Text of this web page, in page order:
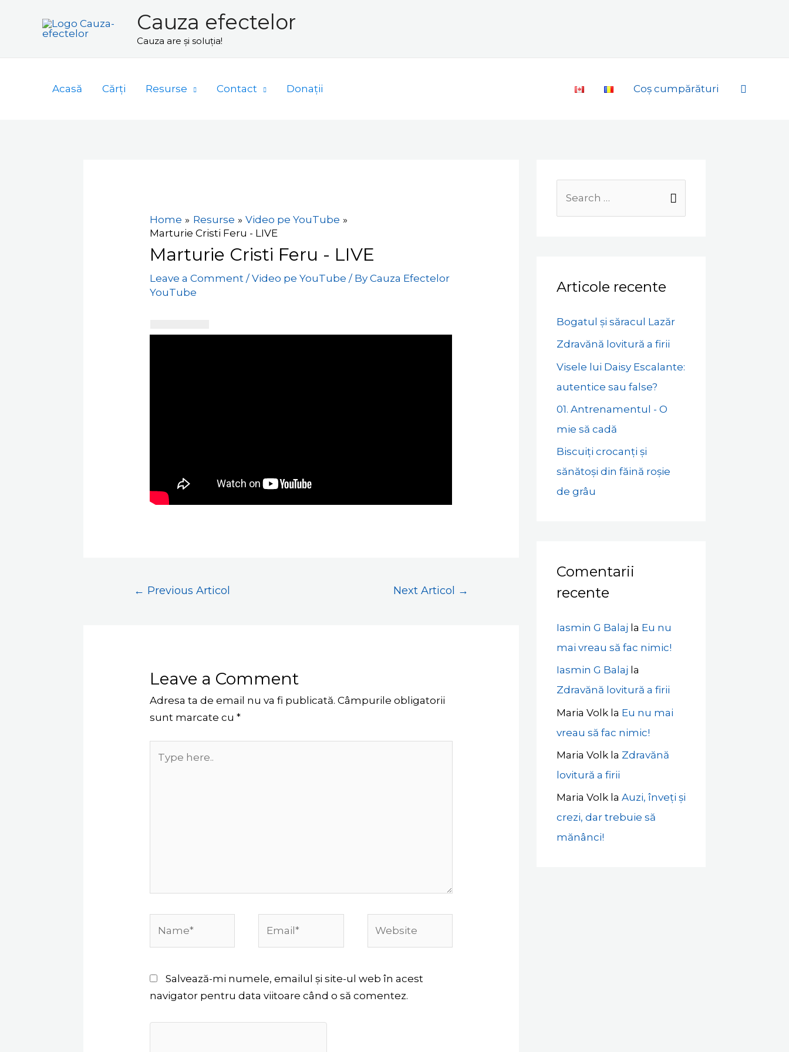
Cauza efectelor
Cauza are și soluția!
Acasă Cărți Resurse Contact Donații Coș cumpărături Search
Home Resurse
Video pe YouTube
Marturie Cristi Feru - LIVE
Marturie Cristi Feru - LIVE
Leave a Comment /Video pe YouTube / ByCauza Efectelor
YouTube
← Previous Articol Next Articol →
Leave a Comment
Adresa ta de email nu va fi publicată. Câmpurile obligatorii
sunt marcate cu*
here..
Salvează-mi numele, emailul și site-ul web în acest
navigator pentru data viitoare când o să comentez.
Search
Articole recente
Bogatul și săracul Lazăr
Zdravănă lovitură a firii
Visele lui Daisy Escalante:
autentice sau false?
01. Antrenamentul - O
mie să cadă
Biscuiți crocanți și
sănătoși din făină roșie
de grâu
Comentarii
recente
Iasmin G Balaj la Eu nu
mai vreau să fac nimic!
Iasmin G Balaj la
Zdravănă lovitură a firii
Maria Volk la Eu nu mai
vreau să fac nimic!
Maria Volk la Zdravănă
lovitură a firii
Maria Volk la Auzi, înveți și
crezi, dar trebuie să
mănânci!